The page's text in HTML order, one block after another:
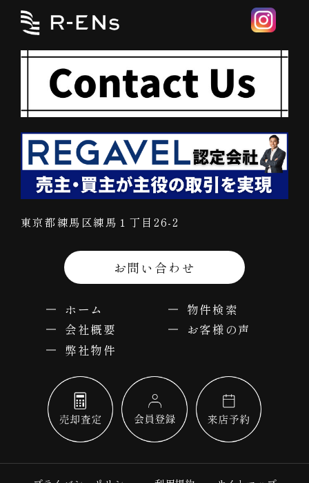
東京都練馬区練馬１丁目26-2
お問い合わせ
ホーム
物件検索
会社概要
お客様の声
弊社物件